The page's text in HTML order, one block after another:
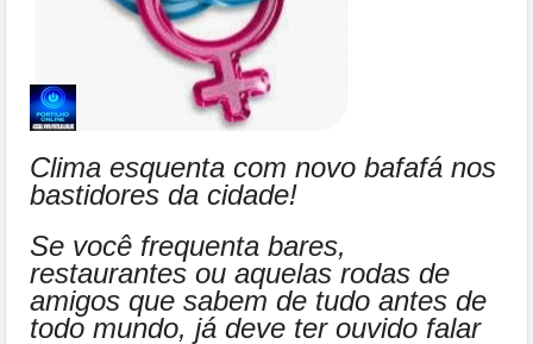
Clima esquenta com novo bafafá nos
bastidores da cidade!
Se você frequenta bares,
restaurantes ou aquelas rodas de
amigos que sabem de tudo antes de
todo mundo, já deve ter ouvido falar